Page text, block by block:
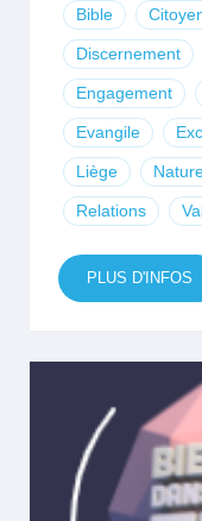
Bible
Discernement
Engagement
Evangile
Liège
Relations
PLUS D'INFOS